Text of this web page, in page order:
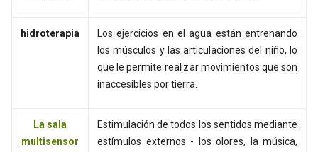
hidroterapia
Los ejercicios en el agua están entrenando
los músculos y las articulaciones del niño, lo
que le permite realizar movimientos que son
inaccesibles por tierra.
La sala
multisensor
Estimulación de todos los sentidos mediante
estímulos externos - los olores, la música,